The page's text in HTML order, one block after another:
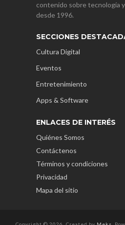
contenido sobre tecnología
desde 1996.
SECCIONES
Cultura Digital
Eventos
Entretenimiento
Apps & Software
ENLACES DE INTERÉS
Quiénes Somos
Contáctenos
Términos y condiciones
Privacidad
Mapa del sitio